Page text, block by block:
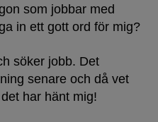
som jobbar med
in ett gott ord för mig?
söker jobb. Det
senare och då vet
har hänt mig!